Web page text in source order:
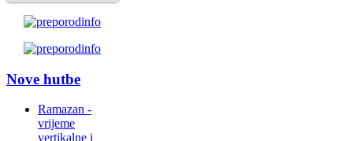
Nove hutbe
Ramazan -
vrijeme
vertikalne i